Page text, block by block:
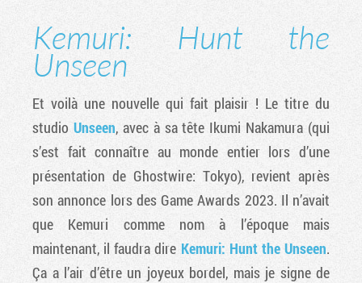
Kemuri: Hunt the
Unseen
Et voilà une nouvelle qui fait plaisir ! Le titre du
studio Unseen, avec à sa tête Ikumi Nakamura (qui
s’est fait connaître au monde entier lors d’une
présentation de Ghostwire: Tokyo), revient après
son annonce lors des Game Awards 2023. Il n’avait
que Kemuri comme nom à l’époque mais
maintenant, il faudra dire Kemuri: Hunt the Unseen.
Ça a l’air d’être un joyeux bordel, mais je signe de